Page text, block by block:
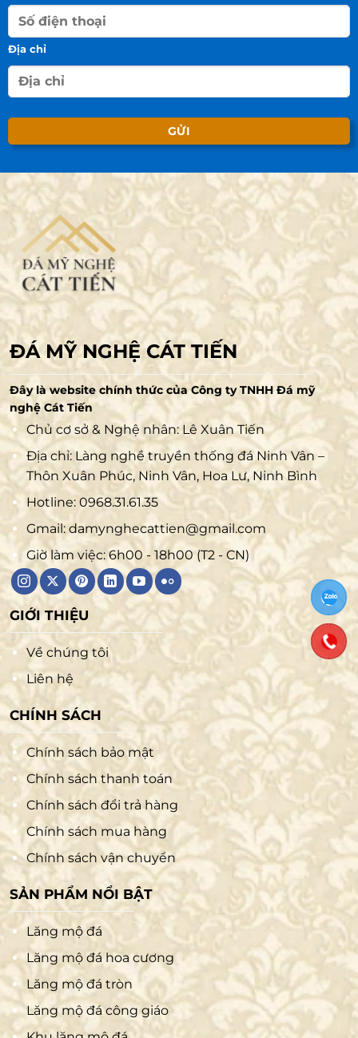
Địa chỉ
ĐÁ MỸ NGHỆ CÁT TIẾN
Đây là website chính thức của Công ty TNHH Đá mỹ
nghệ Cát Tiến
Chủ cơ sở & Nghệ nhân: Lê Xuân Tiến
Địa chỉ: Làng nghề truyền thống đá Ninh Vân –
Thôn Xuân Phúc, Ninh Vân, Hoa Lư, Ninh Bình
Hotline: 0968.31.61.35
Gmail: damynghecattien@gmail.com
Giờ làm việc: 6h00 - 18h00 (T2 - CN)
GIỚI THIỆU
Về chúng tôi
Liên hệ
CHÍNH SÁCH
Chính sách bảo mật
Chính sách thanh toán
Chính sách đổi trả hàng
Chính sách mua hàng
Chính sách vận chuyển
SẢN PHẨM NỔI BẬT
Lăng mộ đá
Lăng mộ đá hoa cương
Lăng mộ đá tròn
Lăng mộ đá công giáo